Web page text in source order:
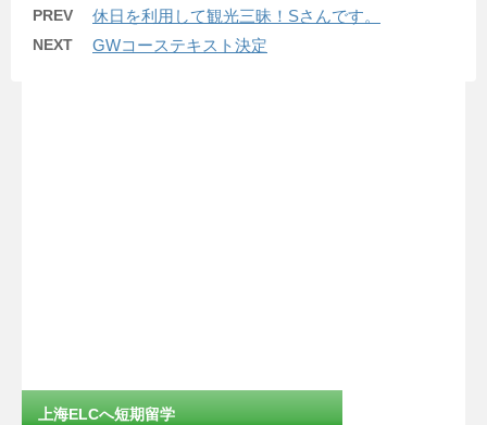
PREV 休日を利用して観光三昧！Sさんです。
NEXT GWコーステキスト決定
上海ELCへ短期留学